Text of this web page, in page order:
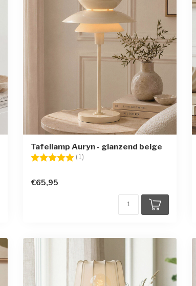
Tafellamp Auryn - glanzend beige
Beoordeling: (1)
€65,95